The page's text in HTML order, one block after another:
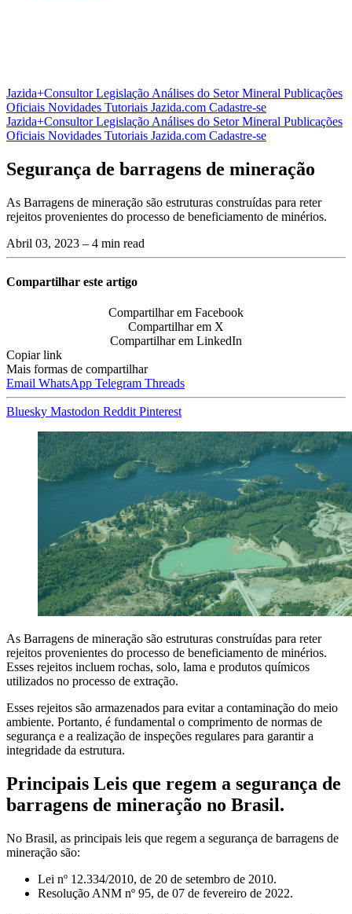
Jazida+ConsultorLegislação Análises do Setor Mineral Publicações
Oficiais Novidades Tutoriais Jazida.com Cadastre-se
Jazida+ConsultorLegislação Análises do Setor Mineral Publicações
Oficiais Novidades Tutoriais Jazida.com Cadastre-se
Segurança de barragens de mineração
As Barragens de mineração são estruturas construídas para reter
rejeitos provenientes do processo de beneficiamento de minérios.
Abril 03, 2023 – 4 min read
Compartilhar este artigo
Compartilhar em Facebook
Compartilhar em X
Compartilhar em LinkedIn
Copiar link
Mais formas de compartilhar
Email WhatsApp Telegram Threads
Bluesky Mastodon Reddit Pinterest
As Barragens de mineração são estruturas construídas para reter
rejeitos provenientes do processo de beneficiamento de minérios.
Esses rejeitos incluem rochas, solo, lama e produtos químicos
utilizados no processo de extração.
Esses rejeitos são armazenados para evitar a contaminação do meio
ambiente. Portanto, é fundamental o comprimento de normas de
segurança e a realização de inspeções regulares para garantir a
integridade da estrutura.
Principais Leis que regem a segurança de
barragens de mineração no Brasil.
No Brasil, as principais leis que regem a segurança de barragens de
mineração são:
Lei nº 12.334/2010, de 20 de setembro de 2010.
Resolução ANM nº 95, de 07 de fevereiro de 2022.